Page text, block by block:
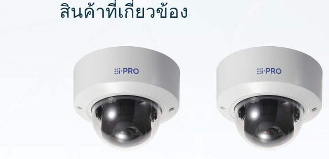
สินค้าที่เกี่ยวข้อง